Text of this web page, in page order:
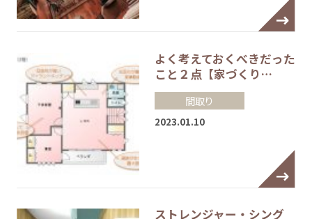
よく考えておくべきだった
こと２点【家づくり…
間取り
2023.01.10
ストレンジャー・シング